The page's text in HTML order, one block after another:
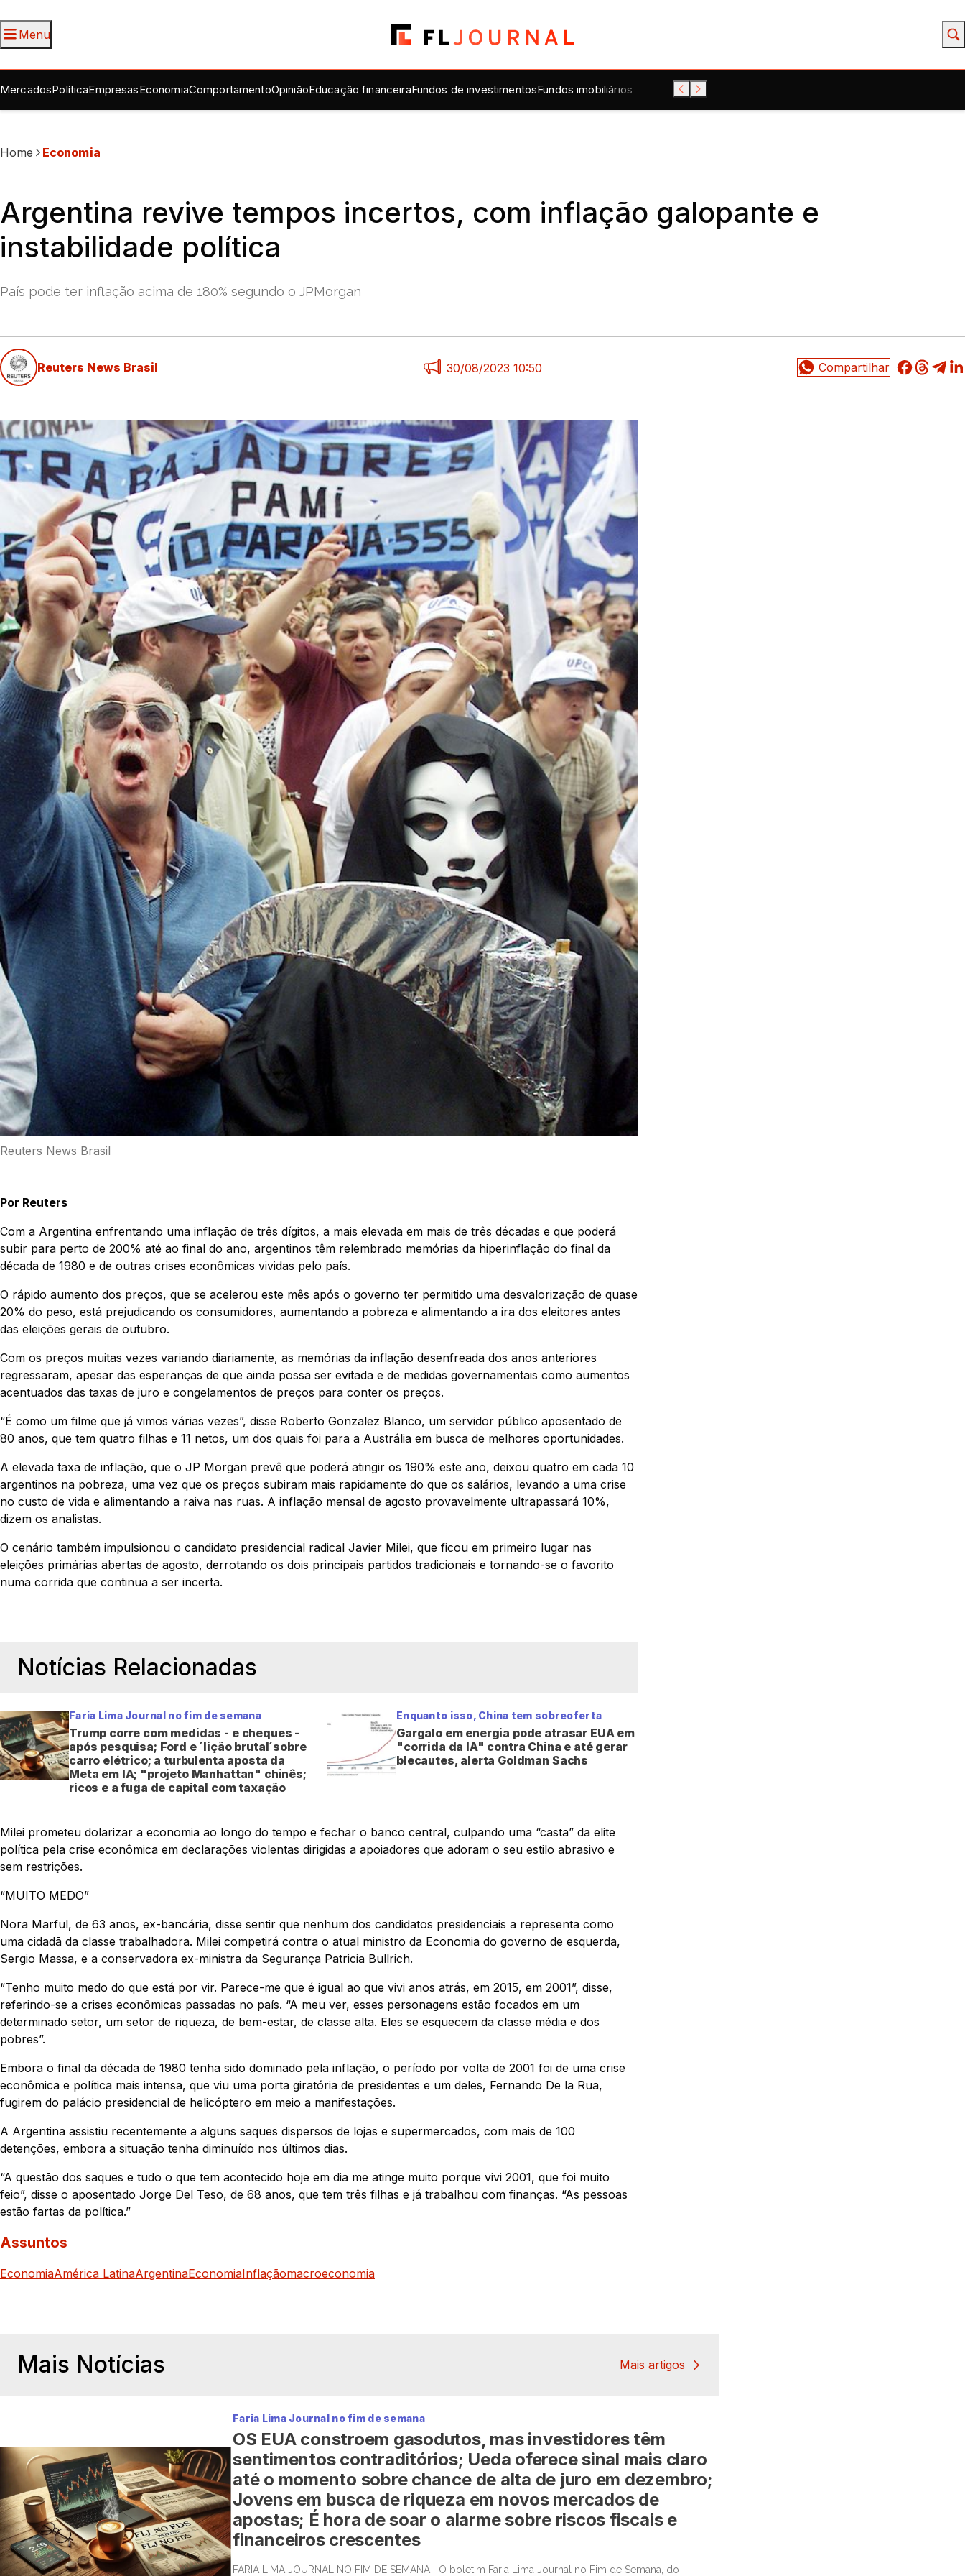
Menu
MercadosPolíticaEmpresasEconomiaComportamentoOpiniãoEducação financeiraFundos de investimentosFundos imobiliários
Home Economia
Argentina revive tempos incertos, com inflação galopante e
instabilidade política
País pode ter inflação acima de 180% segundo o JPMorgan
Reuters News Brasil 30/08/2023 10:50
Reuters News Brasil
Por Reuters
Com a Argentina enfrentando uma inflação de três dígitos, a mais elevada em mais de três décadas e que poderá
subir para perto de 200% até ao final do ano, argentinos têm relembrado memórias da hiperinflação do final da
década de 1980 e de outras crises econômicas vividas pelo país.
O rápido aumento dos preços, que se acelerou este mês após o governo ter permitido uma desvalorização de quase
20% do peso, está prejudicando os consumidores, aumentando a pobreza e alimentando a ira dos eleitores antes
das eleições gerais de outubro.
Com os preços muitas vezes variando diariamente, as memórias da inflação desenfreada dos anos anteriores
regressaram, apesar das esperanças de que ainda possa ser evitada e de medidas governamentais como aumentos
acentuados das taxas de juro e congelamentos de preços para conter os preços.
“É como um filme que já vimos várias vezes”, disse Roberto Gonzalez Blanco, um servidor público aposentado de
80 anos, que tem quatro filhas e 11 netos, um dos quais foi para a Austrália em busca de melhores oportunidades.
A elevada taxa de inflação, que o JP Morgan prevê que poderá atingir os 190% este ano, deixou quatro em cada 10
argentinos na pobreza, uma vez que os preços subiram mais rapidamente do que os salários, levando a uma crise
no custo de vida e alimentando a raiva nas ruas. A inflação mensal de agosto provavelmente ultrapassará 10%,
dizem os analistas.
O cenário também impulsionou o candidato presidencial radical Javier Milei, que ficou em primeiro lugar nas
eleições primárias abertas de agosto, derrotando os dois principais partidos tradicionais e tornando-se o favorito
numa corrida que continua a ser incerta.
Notícias Relacionadas
Faria Lima Journal no fim de semana
Trump corre com medidas - e cheques -
após pesquisa; Ford e ´lição brutal´sobre
carro elétrico; a turbulenta aposta da
Meta em IA; "projeto Manhattan" chinês;
ricos e a fuga de capital com taxação
Enquanto isso, China tem sobreoferta
Gargalo em energia pode atrasar EUA em
"corrida da IA" contra China e até gerar
blecautes, alerta Goldman Sachs
Milei prometeu dolarizar a economia ao longo do tempo e fechar o banco central, culpando uma “casta” da elite
política pela crise econômica em declarações violentas dirigidas a apoiadores que adoram o seu estilo abrasivo e
sem restrições.
“MUITO MEDO”
Nora Marful, de 63 anos, ex-bancária, disse sentir que nenhum dos candidatos presidenciais a representa como
uma cidadã da classe trabalhadora. Milei competirá contra o atual ministro da Economia do governo de esquerda,
Sergio Massa, e a conservadora ex-ministra da Segurança Patricia Bullrich.
“Tenho muito medo do que está por vir. Parece-me que é igual ao que vivi anos atrás, em 2015, em 2001”, disse,
referindo-se a crises econômicas passadas no país. “A meu ver, esses personagens estão focados em um
determinado setor, um setor de riqueza, de bem-estar, de classe alta. Eles se esquecem da classe média e dos
pobres”.
Embora o final da década de 1980 tenha sido dominado pela inflação, o período por volta de 2001 foi de uma crise
econômica e política mais intensa, que viu uma porta giratória de presidentes e um deles, Fernando De la Rua,
fugirem do palácio presidencial de helicóptero em meio a manifestações.
A Argentina assistiu recentemente a alguns saques dispersos de lojas e supermercados, com mais de 100
detenções, embora a situação tenha diminuído nos últimos dias.
“A questão dos saques e tudo o que tem acontecido hoje em dia me atinge muito porque vivi 2001, que foi muito
feio”, disse o aposentado Jorge Del Teso, de 68 anos, que tem três filhas e já trabalhou com finanças. “As pessoas
estão fartas da política.”
Assuntos
EconomiaAmérica LatinaArgentinaEconomiaInflaçãomacroeconomia
Mais Notícias Mais artigos
Faria Lima Journal no fim de semana
OS EUA constroem gasodutos, mas investidores têm
sentimentos contraditórios; Ueda oferece sinal mais claro
até o momento sobre chance de alta de juro em dezembro;
Jovens em busca de riqueza em novos mercados de
apostas; É hora de soar o alarme sobre riscos fiscais e
financeiros crescentes
FARIA LIMA JOURNAL NO FIM DE SEMANA O boletim Faria Lima Journal no Fim de Semana, do